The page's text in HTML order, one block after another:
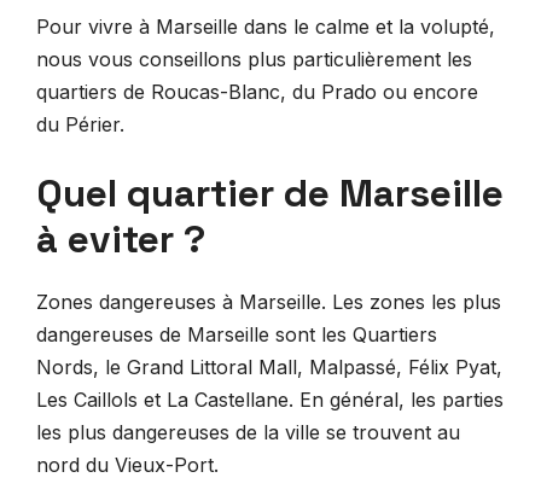
Pour vivre à Marseille dans le calme et la volupté,
nous vous conseillons plus particulièrement les
quartiers de Roucas-Blanc, du Prado ou encore
du Périer.
Quel quartier de Marseille
à eviter ?
Zones dangereuses à Marseille. Les zones les plus
dangereuses de Marseille sont les Quartiers
Nords, le Grand Littoral Mall, Malpassé, Félix Pyat,
Les Caillols et La Castellane. En général, les parties
les plus dangereuses de la ville se trouvent au
nord du Vieux-Port.